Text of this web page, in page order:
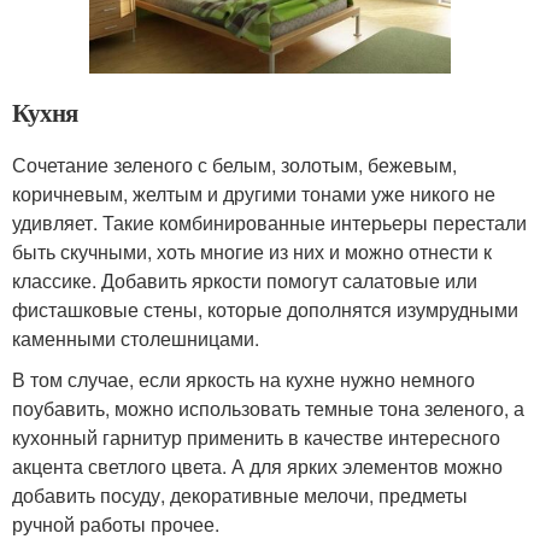
Кухня
Сочетание зеленого с белым, золотым, бежевым,
коричневым, желтым и другими тонами уже никого не
удивляет. Такие комбинированные интерьеры перестали
быть скучными, хоть многие из них и можно отнести к
классике. Добавить яркости помогут салатовые или
фисташковые стены, которые дополнятся изумрудными
каменными столешницами.
В том случае, если яркость на кухне нужно немного
поубавить, можно использовать темные тона зеленого, а
кухонный гарнитур применить в качестве интересного
акцента светлого цвета. А для ярких элементов можно
добавить посуду, декоративные мелочи, предметы
ручной работы прочее.